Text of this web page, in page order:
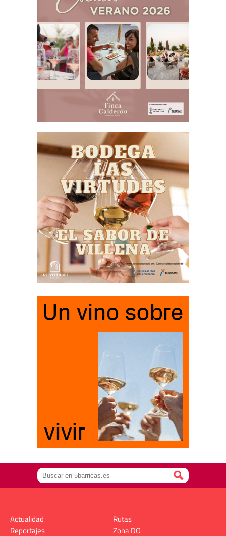
Actualidad
Reportajes
Rutas
Zona DO